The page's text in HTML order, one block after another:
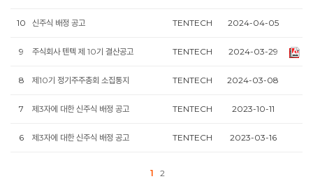
10 신주식 배정 공고 TENTECH 2024-04-05
9 주식회사 텐텍 제 10기 결산공고 TENTECH 2024-03-29
8 제10기 정기주주총회 소집통지 TENTECH 2024-03-08
7 제3자에 대한 신주식 배정 공고 TENTECH 2023-10-11
6 제3자에 대한 신주식 배정 공고 TENTECH 2023-03-16
1 2